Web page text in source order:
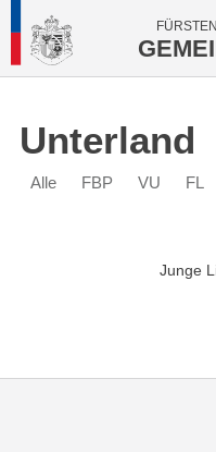
Unterland
Alle FBP VU FL
Junge